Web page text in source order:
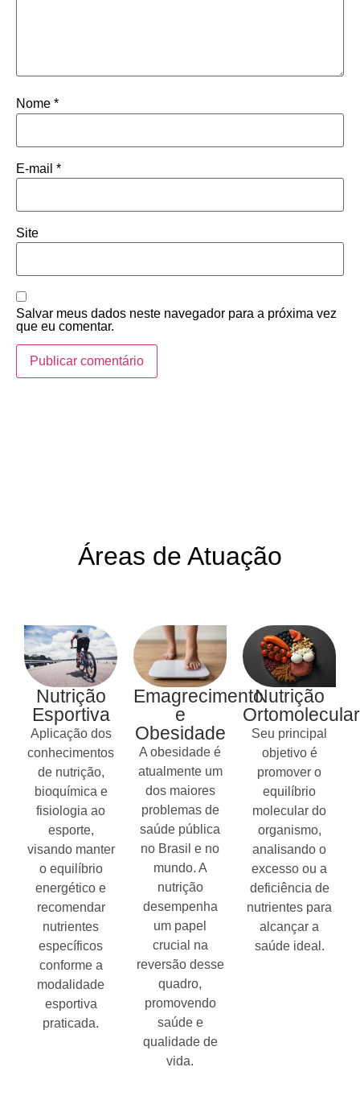
Nome *
E-mail *
Site
Salvar meus dados neste navegador para a próxima vez
que eu comentar.
Áreas de Atuação
Nutrição
Esportiva
Aplicação dos
conhecimentos
de nutrição,
bioquímica e
fisiologia ao
esporte,
visando manter
o equilíbrio
energético e
recomendar
nutrientes
específicos
conforme a
modalidade
esportiva
praticada.
Emagrecimento
e
Obesidade
A obesidade é
atualmente um
dos maiores
problemas de
saúde pública
no Brasil e no
mundo. A
nutrição
desempenha
um papel
crucial na
reversão desse
quadro,
promovendo
saúde e
qualidade de
vida.
Nutrição
Ortomolecular
Seu principal
objetivo é
promover o
equilíbrio
molecular do
organismo,
analisando o
excesso ou a
deficiência de
nutrientes para
alcançar a
saúde ideal.